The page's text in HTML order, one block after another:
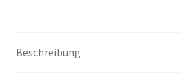
Beschreibung